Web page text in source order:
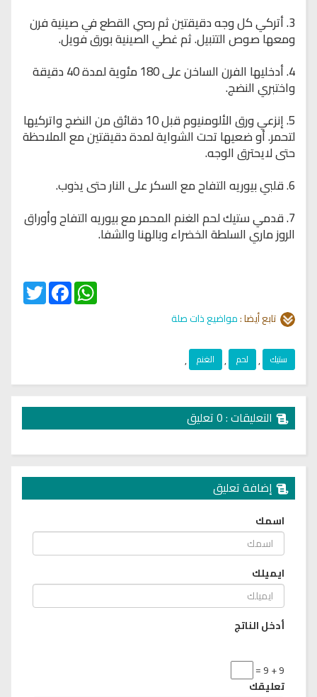
3. أتركي كل وجه دقيقتين ثم رصي القطع في صينية فرن
ومعها صوص التتبيل. ثم غطي الصينية بورق فويل.
4. أدخليها الفرن الساخن على 180 مئوية لمدة 40 دقيقة
واختبري النضج.
5. إنزعي ورق الألومنيوم قبل 10 دقائق من النضج واتركيها
لتحمر. أو ضعيها تحت الشواية لمدة دقيقتين مع الملاحظة
حتى لايحترق الوجه.
6. قلبي بيوريه التفاح مع السكر على النار حتى يذوب.
7. قدمي ستيك لحم الغنم المحمر مع بيوريه التفاح وأوراق
الروز ماري السلطة الخضراء وبالهنا والشفا.
Twitter
FacebookWhatsApp
تابع أيضا :مواضيع ذات صلة
ستيك , لحم , الغنم ,
التعليقات : 0 تعليق
إضافة تعليق
اسمك
ايميلك
أدخل الناتج
9 + 9 =
تعليقك